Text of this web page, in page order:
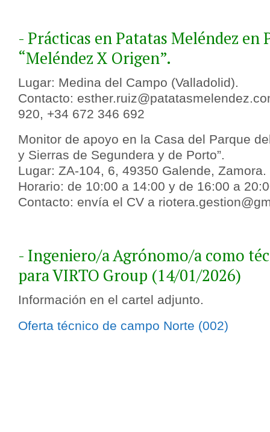
- Prácticas en Patatas Meléndez en
“Meléndez X Origen”.
Lugar: Medina del Campo (Valladolid).
Contacto:
920, +34 672 346 692
Monitor de apoyo en la Casa del Parque
y Sierras de Segundera y de Porto”.
Lugar: ZA-104, 6, 49350 Galende, Zamora.
Horario: de 10:00 a 14:00 y de 16:00 a
Contacto: envía el CV a
- Ingeniero/a Agrónomo/a como
para VIRTO Group (14/01/2026)
Información en el cartel adjunto.
Oferta técnico de campo Norte (002)